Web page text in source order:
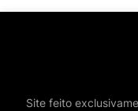
Site feito